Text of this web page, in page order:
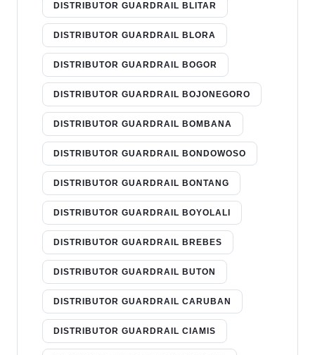
DISTRIBUTOR GUARDRAIL BLITAR
DISTRIBUTOR GUARDRAIL BLORA
DISTRIBUTOR GUARDRAIL BOGOR
DISTRIBUTOR GUARDRAIL BOJONEGORO
DISTRIBUTOR GUARDRAIL BOMBANA
DISTRIBUTOR GUARDRAIL BONDOWOSO
DISTRIBUTOR GUARDRAIL BONTANG
DISTRIBUTOR GUARDRAIL BOYOLALI
DISTRIBUTOR GUARDRAIL BREBES
DISTRIBUTOR GUARDRAIL BUTON
DISTRIBUTOR GUARDRAIL CARUBAN
DISTRIBUTOR GUARDRAIL CIAMIS